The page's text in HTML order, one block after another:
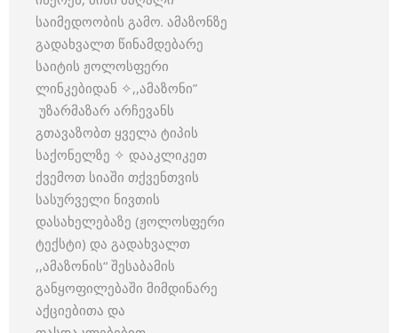
საიმედოობის გამო. ამაზონზე
გადახვალთ წინამდებარე
საიტის ჟოლოსფერი
ლინკებიდან ✧,,ამაზონი”
უზარმაზარ არჩევანს
გთავაზობთ ყველა ტიპის
საქონელზე ✧ დააკლიკეთ
ქვემოთ სიაში თქვენთვის
სასურველი ნივთის
დასახელებაზე (ჟოლოსფერი
ტექსტი) და გადახვალთ
,,ამაზონის“ შესაბამის
განყოფილებაში მიმდინარე
აქციებითა და